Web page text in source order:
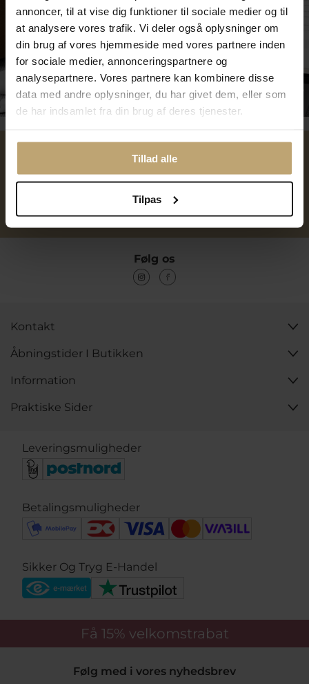
annoncer, til at vise dig funktioner til sociale medier og til
at analysere vores trafik. Vi deler også oplysninger om
din brug af vores hjemmeside med vores partnere inden
for sociale medier, annonceringspartnere og
analysepartnere. Vores partnere kan kombinere disse
data med andre oplysninger, du har givet dem, eller som
de har indsamlet fra din brug af deres tjenester.
Tillad alle
Tilpas
Tilmeld dig kundeklubben
ure
Følg os
Kontakt
Åbningstider I Butikken
Information
Praktiske Sider
Leveringsmuligheder
Betalingsmuligheder
Sikker Og Tryg E-Handel
Få 15% velkomstrabat
Følg med i vores nyhedsbrev